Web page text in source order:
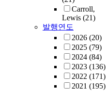
Carroll,
Lewis (21)
발행연도
2026 (20)
2025 (79)
2024 (84)
2023 (136)
2022 (171)
2021 (195)